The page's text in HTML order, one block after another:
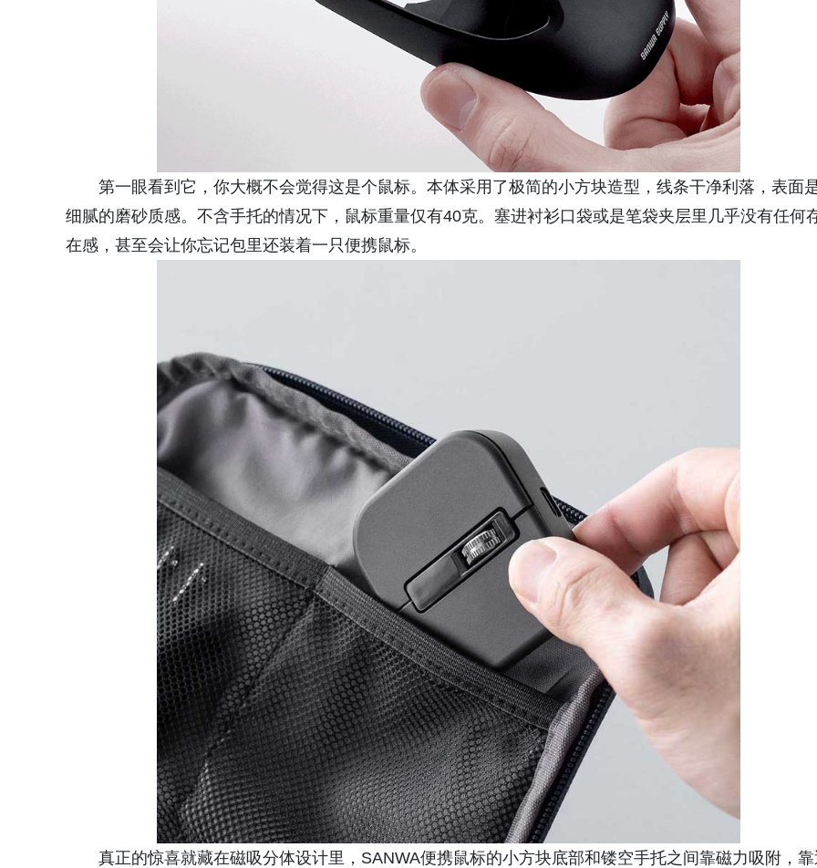
第一眼看到它，你大概不会觉得这是个鼠标。本体采用了极简的小方块造型，线条干净利落，表面
细腻的磨砂质感。不含手托的情况下，鼠标重量仅有40克。塞进衬衫口袋或是笔袋夹层里几乎没有任何
在感，甚至会让你忘记包里还装着一只便携鼠标。
真正的惊喜就藏在磁吸分体设计里，SANWA便携鼠标的小方块底部和镂空手托之间靠磁力吸附，靠